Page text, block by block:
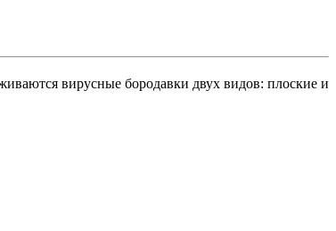
вирусные бородавки двух видов: плоские и